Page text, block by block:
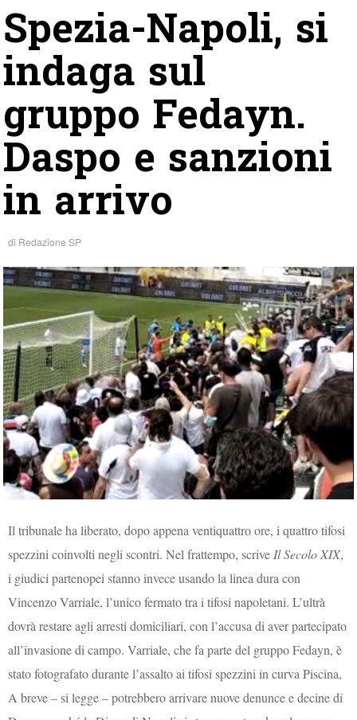
Spezia-Napoli, si
indaga sul
gruppo Fedayn.
Daspo e sanzioni
in arrivo
di Redazione SP
Il tribunale ha liberato, dopo appena ventiquattro ore, i quattro tifosi
spezzini coinvolti negli scontri. Nel frattempo, scrive Il Secolo XIX,
i giudici partenopei stanno invece usando la linea dura con
Vincenzo Varriale, l’unico fermato tra i tifosi napoletani. L’ultrà
dovrà restare agli arresti domiciliari, con l’accusa di aver partecipato
all’invasione di campo. Varriale, che fa parte del gruppo Fedayn, è
stato fotografato durante l’assalto ai tifosi spezzini in curva Piscina,
A breve – si legge – potrebbero arrivare nuove denunce e decine di